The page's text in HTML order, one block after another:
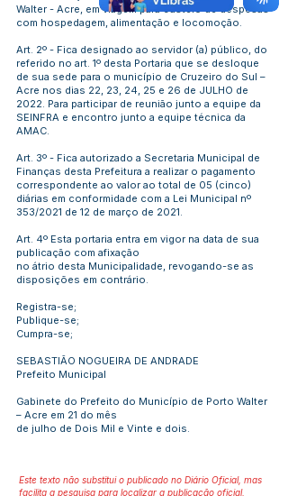
Walter - Acre, em viagem para custeio de despesas
com hospedagem, alimentação e locomoção.
Art. 2º - Fica designado ao servidor (a) público, do
referido no art. 1º desta Portaria que se desloque
de sua sede para o município de Cruzeiro do Sul –
Acre nos dias 22, 23, 24, 25 e 26 de JULHO de
2022. Para participar de reunião junto a equipe da
SEINFRA e encontro junto a equipe técnica da
AMAC.
Art. 3º - Fica autorizado a Secretaria Municipal de
Finanças desta Prefeitura a realizar o pagamento
correspondente ao valor ao total de 05 (cinco)
diárias em conformidade com a Lei Municipal nº
353/2021 de 12 de março de 2021.
Art. 4º Esta portaria entra em vigor na data de sua
publicação com afixação
no átrio desta Municipalidade, revogando-se as
disposições em contrário.
Registra-se;
Publique-se;
Cumpra-se;
SEBASTIÃO NOGUEIRA DE ANDRADE
Prefeito Municipal
Gabinete do Prefeito do Município de Porto Walter
– Acre em 21 do mês
de julho de Dois Mil e Vinte e dois.
Este texto não substitui o publicado no Diário Oficial, mas
facilita a pesquisa para localizar a publicação oficial.